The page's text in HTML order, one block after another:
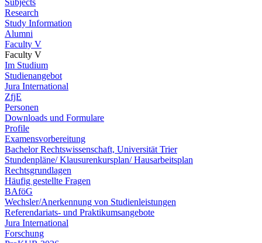
Subjects
Research
Study Information
Alumni
Faculty V
Faculty V
Im Studium
Studienangebot
Jura International
ZfjE
Personen
Downloads und Formulare
Profile
Examensvorbereitung
Bachelor Rechtswissenschaft, Universität Trier
Stundenpläne/ Klausurenkursplan/ Hausarbeitsplan
Rechtsgrundlagen
Häufig gestellte Fragen
BAföG
Wechsler/Anerkennung von Studienleistungen
Referendariats- und Praktikumsangebote
Jura International
Forschung